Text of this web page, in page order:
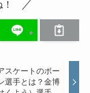
スケートのボー
選手とは？金博